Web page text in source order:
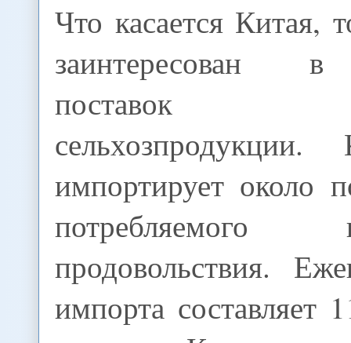
Что касается Китая,
заинтересован
поставок
импортирует около
продовольствия.
импорта составляет